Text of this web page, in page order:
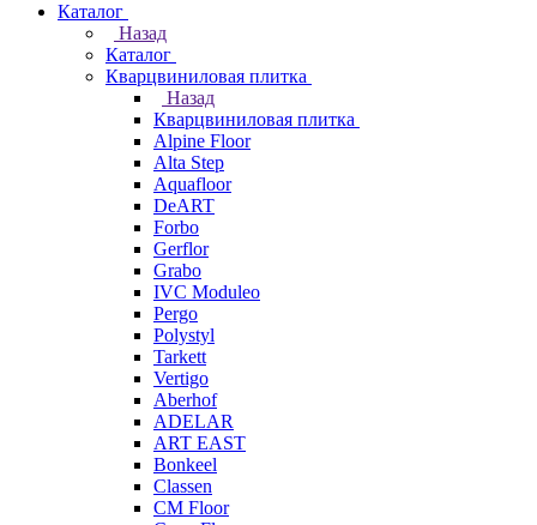
Каталог
Назад
Каталог
Кварцвиниловая плитка
Назад
Кварцвиниловая плитка
Alpine Floor
Alta Step
Aquafloor
DeART
Forbo
Gerflor
Grabo
IVC Moduleo
Pergo
Polystyl
Tarkett
Vertigo
Aberhof
ADELAR
ART EAST
Bonkeel
Classen
CM Floor